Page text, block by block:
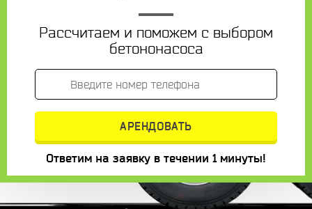
Рассчитаем и поможем с выбором
бетононасоса
Ответим на заявку в течении 1 минуты!